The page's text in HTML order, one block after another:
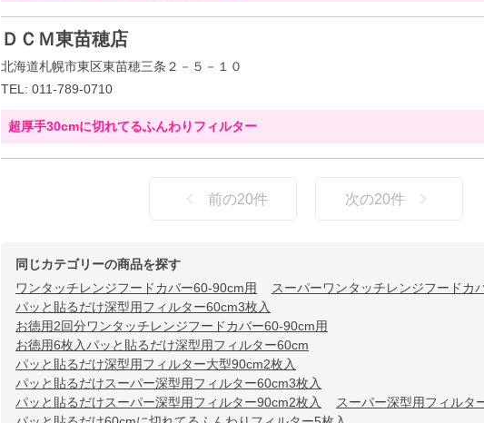
ＤＣＭ東苗穂店
北海道札幌市東区東苗穂三条２－５－１０
TEL: 011-789-0710
超厚手30cmに切れてるふんわりフィルター
前の20件 次の20件
同じカテゴリーの商品を探す
ワンタッチレンジフードカバー60-90cm用
スーパーワンタッチレンジフードカ
パッと貼るだけ深型用フィルター60cm3枚入
お徳用2回分ワンタッチレンジフードカバー60-90cm用
お徳用6枚入パッと貼るだけ深型用フィルター60cm
パッと貼るだけ深型用フィルター大型90cm2枚入
パッと貼るだけスーパー深型用フィルター60cm3枚入
パッと貼るだけスーパー深型用フィルター90cm2枚入
スーパー深型用フィルタ